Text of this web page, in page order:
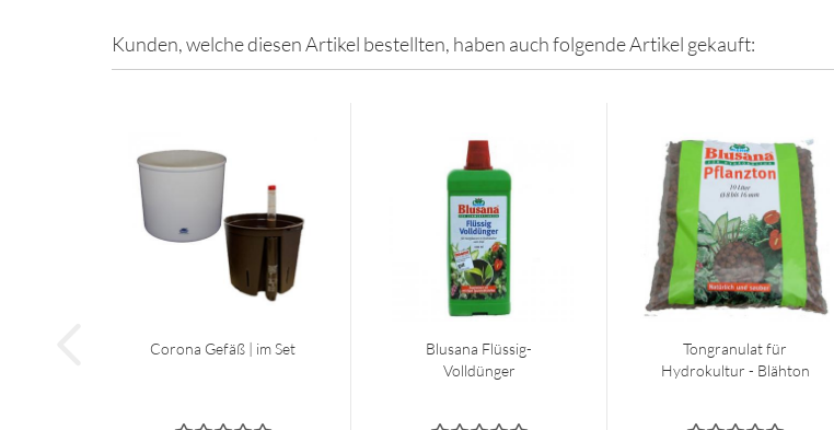
Kunden, welche diesen Artikel bestellten, haben auch folgende Artikel gekauft:
Corona Gefäß | im Set
Blusana Flüssig-
Volldünger
Tongranulat für
Hydrokultur - Blähton